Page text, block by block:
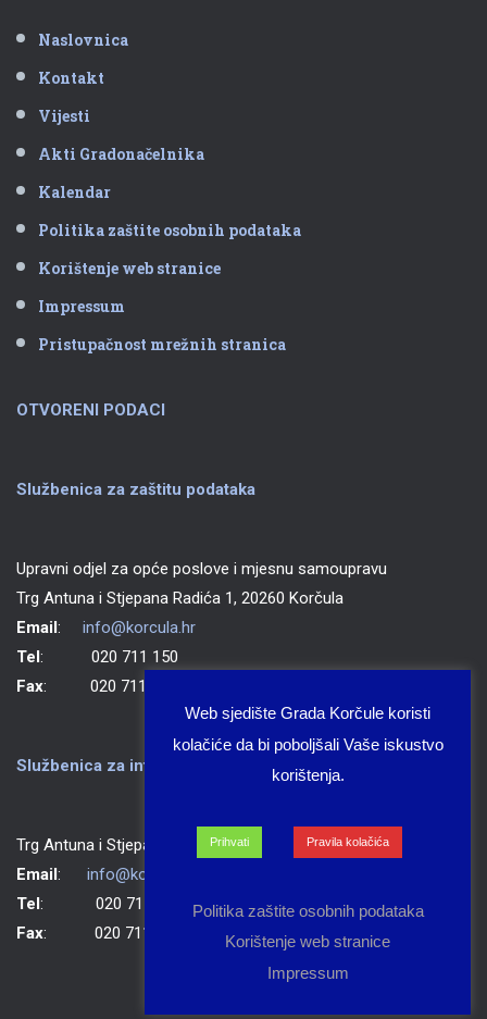
Naslovnica
Kontakt
Vijesti
Akti Gradonačelnika
Kalendar
Politika zaštite osobnih podataka
Korištenje web stranice
Impressum
Pristupačnost mrežnih stranica
OTVORENI PODACI
Službenica za zaštitu podataka
Upravni odjel za opće poslove i mjesnu samoupravu
Trg Antuna i Stjepana Radića 1, 20260 Korčula
Email: info@korcula.hr
Tel: 020 711 150
Fax: 020 711 702
Službenica za informiranje Grada Korčule
Trg Antuna i Stjepana Radića 1, 20260 Korčula
Email: info@korcula.hr
Tel: 020 711 150
Fax: 020 711 702
Web sjedište Grada Korčule koristi
kolačiće da bi poboljšali Vaše iskustvo
korištenja.
Prihvati Pravila kolačića
Politika zaštite osobnih podataka
Korištenje web stranice
Impressum